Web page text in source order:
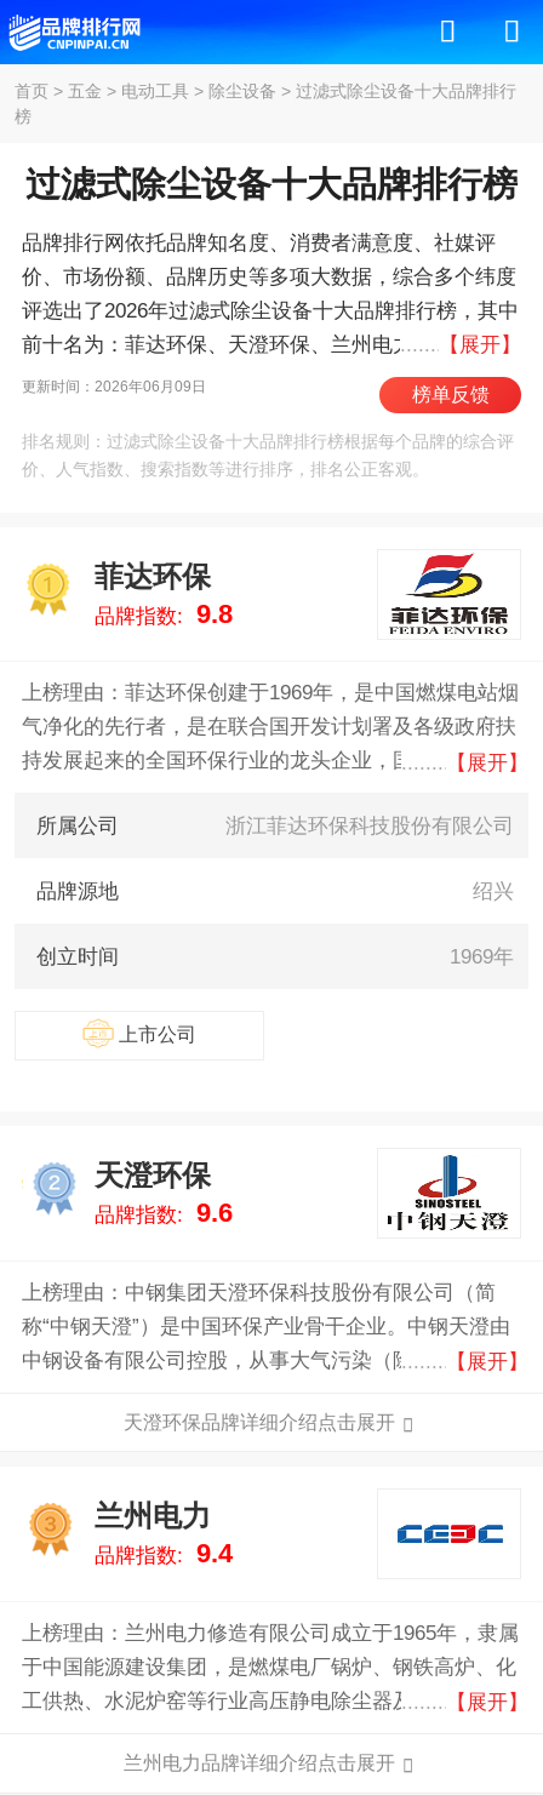
首页 > 五金 > 电动工具> 除尘设备 > 过滤式除尘设备十大品牌排行
榜
过滤式除尘设备十大品牌排行榜
品牌排行网依托品牌知名度、消费者满意度、社媒评
价、市场份额、品牌历史等多项大数据，综合多个纬度
评选出了2026年过滤式除尘设备十大品牌排行榜，其中
前十名为：菲达环保、天澄环保、兰州电力/ceec、天
洁/tengy、龙净环保、利达环保、洁华控股、宣冶、绿
洋环境、德创环保 。我们致力于用最真实的数据告诉
您过滤式除尘设备什么牌子好，供您参考。
【展开】
更新时间：2026年06月09日 榜单反馈
排名规则：过滤式除尘设备十大品牌排行榜根据每个品牌的综合评
价、人气指数、搜索指数等进行排序，排名公正客观。
菲达环保
品牌指数: 9.8
上榜理由：菲达环保创建于1969年，是中国燃煤电站烟
气净化的先行者，是在联合国开发计划署及各级政府扶
持发展起来的全国环保行业的龙头企业，国家重大环保
技术装备国产化基地。2002年在上海证券交易所成功上
【展开】
所属公司 浙江菲达环保科技股份有限公司
品牌源地 绍兴
创立时间 1969年
上市公司
天澄环保
品牌指数: 9.6
上榜理由：中钢集团天澄环保科技股份有限公司（简
称“中钢天澄”）是中国环保产业骨干企业。中钢天澄由
中钢设备有限公司控股，从事大气污染（除尘、脱硫、
物资源化利用等环保技术研发、装备制造、工程设计与
有钢铁行业全流程多污染物环保节能综合治理技术，工
业炉窑烟气协同净化与高效脱除、高效袋式除尘（预荷
电袋式除尘）、石化催化裂化烟气净化技术，脱硫脱硝
气、转炉煤气、铁合金煤气干法净化技术，VOCs有机
废气治理技术等。
【展开】
天澄环保品牌详细介绍点击展开
兰州电力
品牌指数: 9.4
上榜理由：兰州电力修造有限公司成立于1965年，隶属
于中国能源建设集团，是燃煤电厂锅炉、钢铁高炉、化
工供热、水泥炉窑等行业高压静电除尘器及干输灰系统
械类大型二类企业，国家二级企业。
【展开】
兰州电力品牌详细介绍点击展开